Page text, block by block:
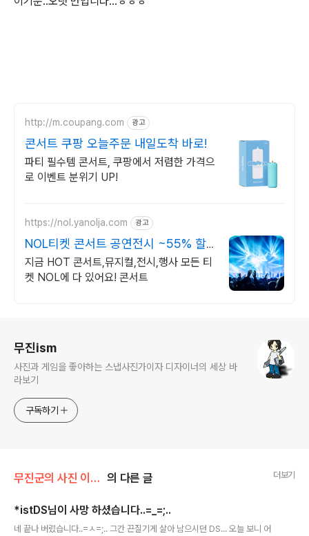
http://m.coupang.com 광고
콘서트 쿠팡 오늘주문 내일도착 바로!
파티 필수템 콘서트, 쿠팡에서 저렴한 가격으
로 이벤트 분위기 UP!
https://nol.yanolja.com 광고
NOL티켓 콘서트 공연전시 ~55% 할
인
지금 HOT 콘서트,뮤지컬,전시,행사 모든 티
켓 NOL에 다 있어요! 콘서트
무진ism
사진과 게임을 좋아하는 스냅사진가이자 디자이너의 세상 바
라보기
구독하기
무진군의 사진 이야기 의 다른 글 더보기
*istDS님이 사망 하셨습니다..=_=;..
네 끝나 버렸습니다..=ㅅ=;.. 그간 끈질기게 살아 남으시던 DS... 오늘 보니 어